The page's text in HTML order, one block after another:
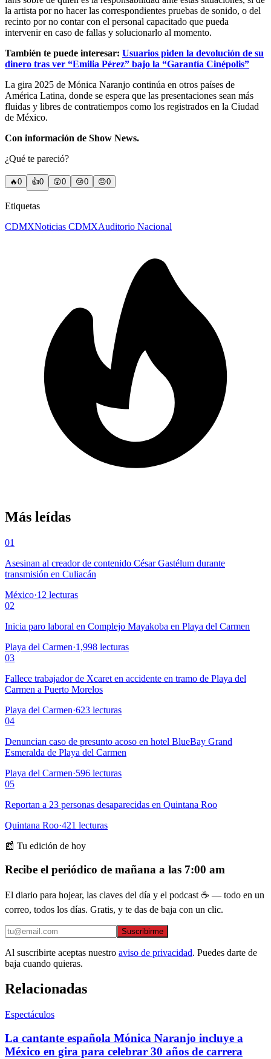
la artista por no hacer las correspondientes pruebas de sonido, o del
recinto por no contar con el personal capacitado que pueda
intervenir en caso de fallas y solucionarlo al momento.
También te puede interesar: Usuarios piden la devolución de su
dinero tras ver “Emilia Pérez” bajo la “Garantía Cinépolis”
La gira 2025 de Mónica Naranjo continúa en otros países de
América Latina, donde se espera que las presentaciones sean más
fluidas y libres de contratiempos como los registrados en la Ciudad
de México.
Con información de Show News.
¿Qué te pareció?
🔥0 👍0 😲0 😢0 😠0
Etiquetas
CDMXNoticias CDMXAuditorio Nacional
Más leídas
01
Asesinan al creador de contenido César Gastélum durante
transmisión en Culiacán
México·12 lecturas
02
Inicia paro laboral en Complejo Mayakoba en Playa del Carmen
Playa del Carmen·1,998 lecturas
03
Fallece trabajador de Xcaret en accidente en tramo de Playa del
Carmen a Puerto Morelos
Playa del Carmen·623 lecturas
04
Denuncian caso de presunto acoso en hotel BlueBay Grand
Esmeralda de Playa del Carmen
Playa del Carmen·596 lecturas
05
Reportan a 23 personas desaparecidas en Quintana Roo
Quintana Roo·421 lecturas
📰 Tu edición de hoy
Recibe el periódico de mañana a las 7:00 am
El diario para hojear, las claves del día y el podcast ☕ — todo en un
correo, todos los días. Gratis, y te das de baja con un clic.
Suscribirme
Al suscribirte aceptas nuestro aviso de privacidad. Puedes darte de
baja cuando quieras.
Relacionadas
Espectáculos
La cantante española Mónica Naranjo incluye a
México en gira para celebrar 30 años de carrera